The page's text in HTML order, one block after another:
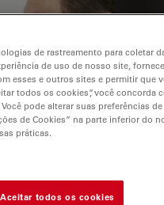
de rastreamento para coletar
de uso de nosso site,
esses e outros sites e permitir que
todos os cookies”, você concorda
pode alterar suas preferências de
de Cookies” na parte inferior do
práticas.
Aceitar todos os cookies